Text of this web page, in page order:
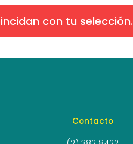
con tu selección.
Contacto